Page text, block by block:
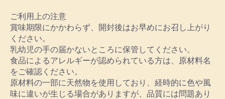
ご利用上の注意
賞味期限にかかわらず、開封後はお早めにお召し上がり
ください。
乳幼児の手の届かないところに保管してください。
食品によるアレルギーが認められている方は、原材料名
をご確認ください。
原材料の一部に天然物を使用しており、経時的に色や風
味に違いが生じる場合がありますが、品質には問題あり